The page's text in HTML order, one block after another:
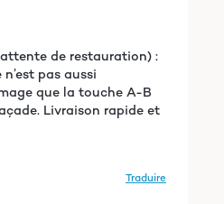
de restauration) :
pas aussi
que la touche A-B
Livraison rapide et
Traduire